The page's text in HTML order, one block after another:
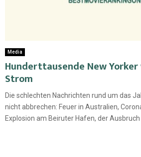
Media
Hunderttausende New
Strom
Die schlechten Nachrichten rund um das
nicht abbrechen: Feuer in Australien,
Explosion am Beiruter Hafen, der Ausbruch